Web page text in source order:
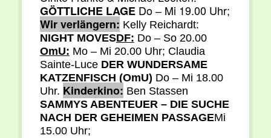
GÖTTLICHE LAGE Do –Mi 19.00 Uhr;
Wir verlängern: Kelly Reichardt:
NIGHT MOVESDF: Do – So 20.00
OmU: Mo – Mi 20.00 Uhr; Claudia
Sainte-Luce DER WUNDERSAME
KATZENFISCH (OmU) Do – Mi 18.00
Uhr. Kinderkino: Ben Stassen
SAMMYS ABENTEUER – DIE SUCHE
NACH DER GEHEIMEN PASSAGEMi
15.00 Uhr;